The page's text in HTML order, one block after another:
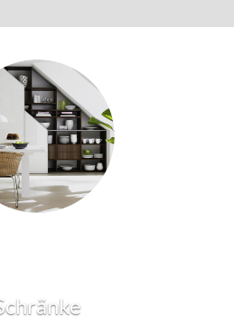
schön. Sie würden